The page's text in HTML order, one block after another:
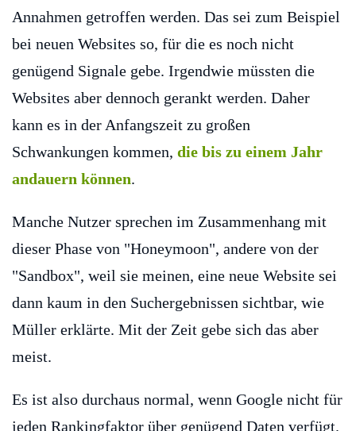
Annahmen getroffen werden. Das sei zum Beispiel
bei neuen Websites so, für die es noch nicht
genügend Signale gebe. Irgendwie müssten die
Websites aber dennoch gerankt werden. Daher
kann es in der Anfangszeit zu großen
Schwankungen kommen, die bis zu einem Jahr
andauern können.
Manche Nutzer sprechen im Zusammenhang mit
dieser Phase von "Honeymoon", andere von der
"Sandbox", weil sie meinen, eine neue Website sei
dann kaum in den Suchergebnissen sichtbar, wie
Müller erklärte. Mit der Zeit gebe sich das aber
meist.
Es ist also durchaus normal, wenn Google nicht für
jeden Rankingfaktor über genügend Daten verfügt.